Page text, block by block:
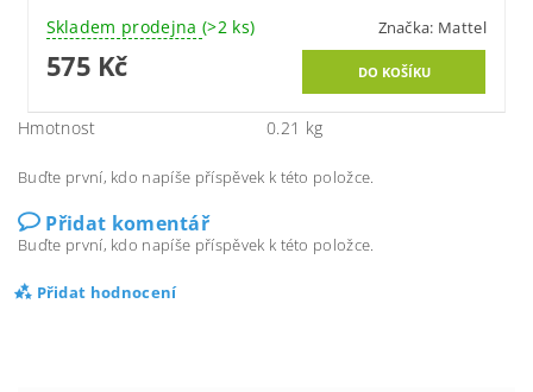
Skladem prodejna (>2 ks) Značka: Mattel
575 Kč
Hmotnost 0.21 kg
Buďte první, kdo napíše příspěvek k této položce.
Přidat komentář
Buďte první, kdo napíše příspěvek k této položce.
Přidat hodnocení